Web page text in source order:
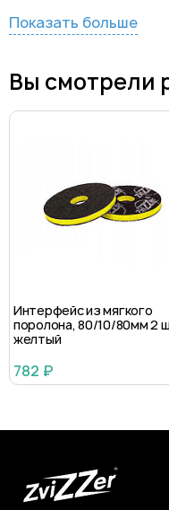
Показать больше
Вы смотрели
Интерфейс из мягкого
поролона, 80/10/80мм 2
желтый
782 ₽